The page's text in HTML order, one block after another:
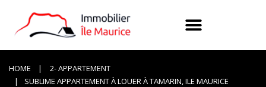
HOME
2- APPARTEMENT
SUBLIME APPARTEMENT À LOUER À TAMARIN, ILE MAURICE